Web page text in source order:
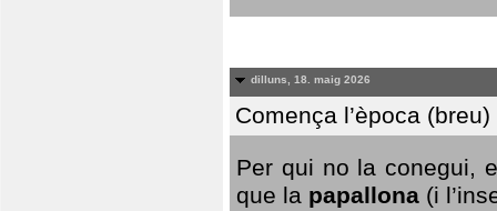
dilluns, 18. maig 2026
Comença l’època
Per qui no la conegui,
que la papallona (i